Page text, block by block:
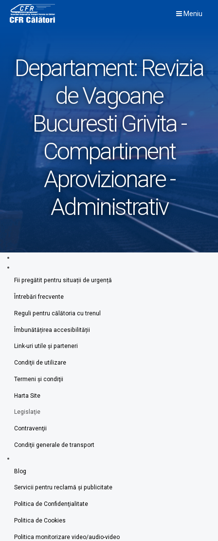
content
Meniu
Departament:Revizia
de Vagoane
Bucuresti Grivita -
Compartiment
Aprovizionare -
Administrativ
Fii pregătit pentru situații de urgență
Întrebări frecvente
Reguli pentru călătoria cu trenul
Îmbunătățirea accesibilității
Link-uri utile şi parteneri
Condiţii de utilizare
Termeni şi condiţii
Harta Site
Legislaţie
Contravenţii
Condiţii generale de transport
Blog
Servicii pentru reclamă și publicitate
Politica de Confidenţialitate
Politica de Cookies
Politica monitorizare video/audio-video